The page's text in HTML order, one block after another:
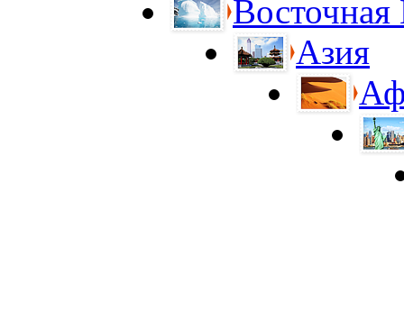
Восточная
Азия